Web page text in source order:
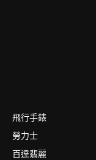
飛行手錶
勞力士
百達翡麗